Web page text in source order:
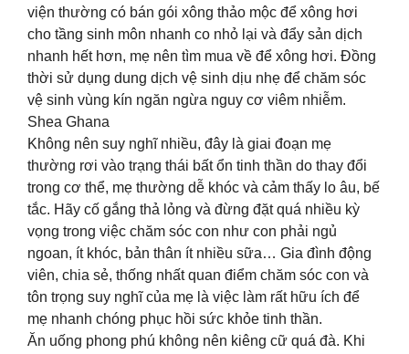
viện thường có bán gói xông thảo mộc để xông hơi
cho tầng sinh môn nhanh co nhỏ lại và đẩy sản dịch
nhanh hết hơn, mẹ nên tìm mua về để xông hơi. Đồng
thời sử dụng dung dịch vệ sinh dịu nhẹ để chăm sóc
vệ sinh vùng kín ngăn ngừa nguy cơ viêm nhiễm.
Shea Ghana
Không nên suy nghĩ nhiều, đây là giai đoạn mẹ
thường rơi vào trạng thái bất ổn tinh thần do thay đổi
trong cơ thể, mẹ thường dễ khóc và cảm thấy lo âu, bế
tắc. Hãy cố gắng thả lỏng và đừng đặt quá nhiều kỳ
vọng trong việc chăm sóc con như con phải ngủ
ngoan, ít khóc, bản thân ít nhiều sữa… Gia đình động
viên, chia sẻ, thống nhất quan điểm chăm sóc con và
tôn trọng suy nghĩ của mẹ là việc làm rất hữu ích để
mẹ nhanh chóng phục hồi sức khỏe tinh thần.
Ăn uống phong phú không nên kiêng cữ quá đà. Khi